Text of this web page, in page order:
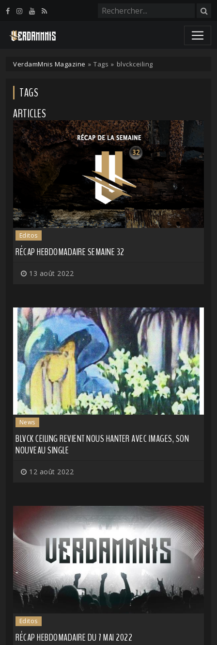
VerdamMnis Magazine » Tags » blvckceiling
TAGS
ARTICLES
Editos
RÉCAP HEBDOMADAIRE SEMAINE 32
13 août 2022
News
BLVCK CEILING REVIENT NOUS HANTER AVEC IMAGES, SON
NOUVEAU SINGLE
12 août 2022
Editos
RÉCAP HEBDOMADAIRE DU 7 MAI 2022
Panneau de gestion des cookies